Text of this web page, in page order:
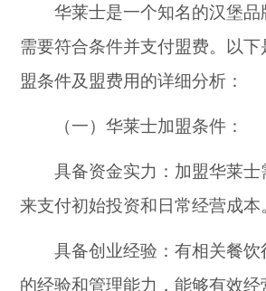
华莱士是一个知名的汉堡品
需要符合条件并支付盟费。以下
盟条件及盟费用的详细分析：
（一）华莱士加盟条件：
具备资金实力：加盟华莱士
来支付初始投资和日常经营成本
具备创业经验：有相关餐饮
的经验和管理能力，能够有效经